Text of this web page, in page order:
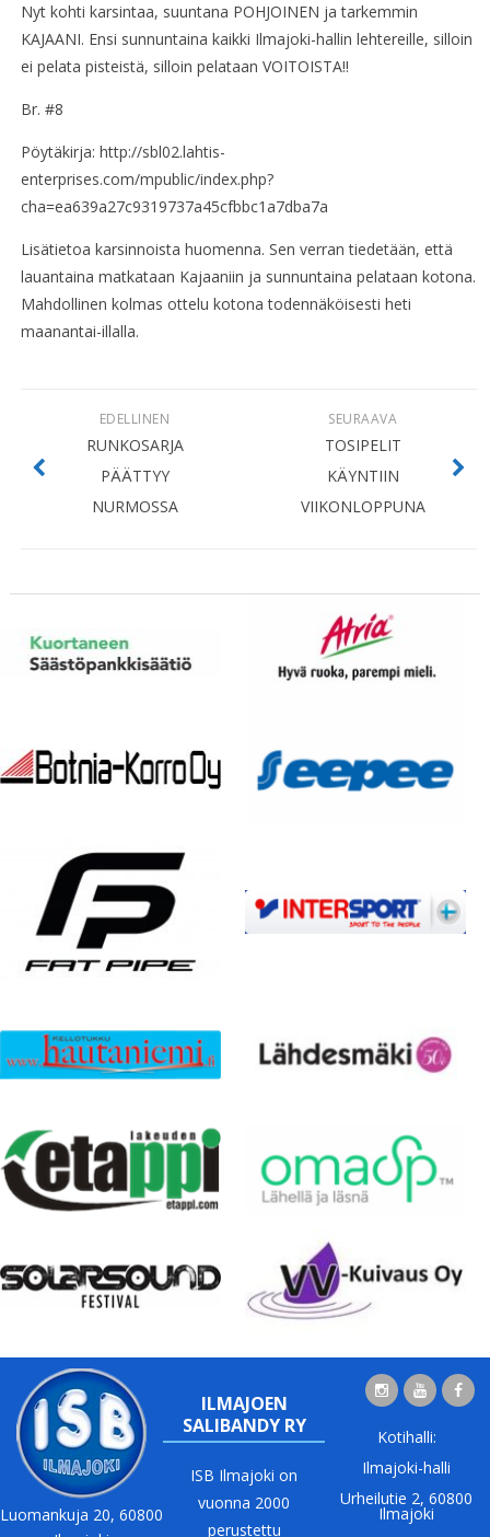
Nyt kohti karsintaa, suuntana POHJOINEN ja tarkemmin
KAJAANI. Ensi sunnuntaina kaikki Ilmajoki-hallin lehtereille, silloin
ei pelata pisteistä, silloin pelataan VOITOISTA!!
Br. #8
Pöytäkirja: http://sbl02.lahtis-
enterprises.com/mpublic/index.php?
cha=ea639a27c9319737a45cfbbc1a7dba7a
Lisätietoa karsinnoista huomenna. Sen verran tiedetään, että
lauantaina matkataan Kajaaniin ja sunnuntaina pelataan kotona.
Mahdollinen kolmas ottelu kotona todennäköisesti heti
maanantai-illalla.
SEURAAVA
TOSIPELIT
KÄYNTIIN
VIIKONLOPPUNA
EDELLINEN
RUNKOSARJA
PÄÄTTYY
NURMOSSA
Luomankuja 20, 60800
ILMAJOEN
SALIBANDY RY
ISB Ilmajoki on
vuonna 2000
perustettu
Kotihalli:
Ilmajoki-halli
Urheilutie 2, 60800
Ilmajoki